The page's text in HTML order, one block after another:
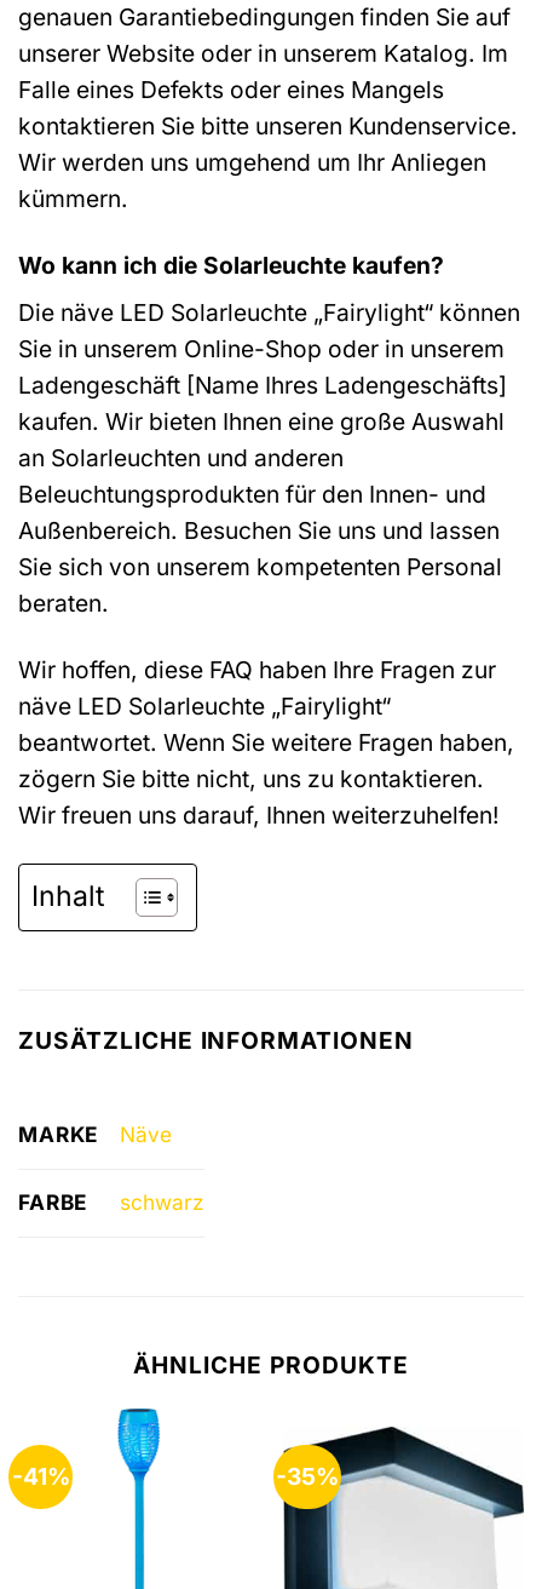
genauen Garantiebedingungen finden Sie auf
unserer Website oder in unserem Katalog. Im
Falle eines Defekts oder eines Mangels
kontaktieren Sie bitte unseren Kundenservice.
Wir werden uns umgehend um Ihr Anliegen
kümmern.
Wo kann ich die Solarleuchte kaufen?
Die näve LED Solarleuchte „Fairylight“ können
Sie in unserem Online-Shop oder in unserem
Ladengeschäft [Name Ihres Ladengeschäfts]
kaufen. Wir bieten Ihnen eine große Auswahl
an Solarleuchten und anderen
Beleuchtungsprodukten für den Innen- und
Außenbereich. Besuchen Sie uns und lassen
Sie sich von unserem kompetenten Personal
beraten.
Wir hoffen, diese FAQ haben Ihre Fragen zur
näve LED Solarleuchte „Fairylight“
beantwortet. Wenn Sie weitere Fragen haben,
zögern Sie bitte nicht, uns zu kontaktieren.
Wir freuen uns darauf, Ihnen weiterzuhelfen!
Inhalt
ZUSÄTZLICHE INFORMATIONEN
MARKE Näve
FARBE schwarz
ÄHNLICHE PRODUKTE
-41% -35%